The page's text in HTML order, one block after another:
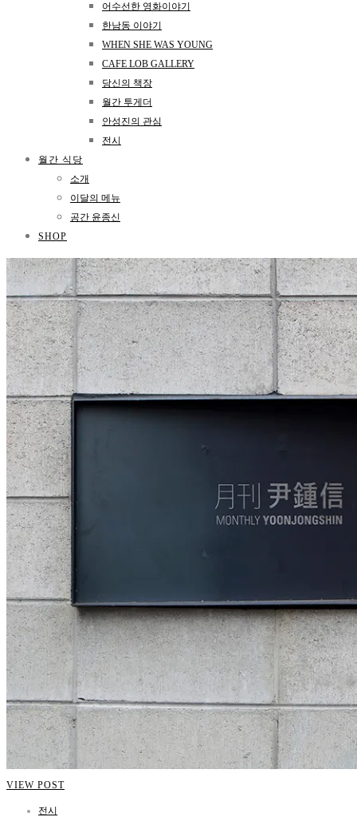
어수선한 영화이야기
한남동 이야기
WHEN SHE WAS YOUNG
CAFE LOB GALLERY
당신의 책장
월간 투게더
안성진의 관심
전시
월간 식당
소개
이달의 메뉴
공간 윤종신
SHOP
VIEW POST
전시